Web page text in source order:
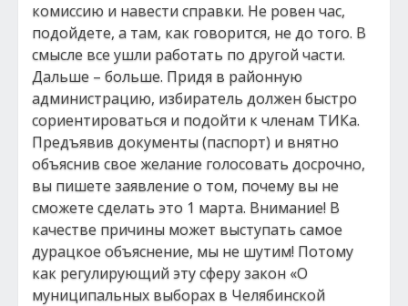
комиссию и навести справки. Не ровен час,
подойдете, а там, как говорится, не до того. В
смысле все ушли работать по другой части.
Дальше – больше. Придя в районную
администрацию, избиратель должен быстро
сориентироваться и подойти к членам ТИКа.
Предъявив документы (паспорт) и внятно
объяснив свое желание голосовать досрочно,
вы пишете заявление о том, почему вы не
сможете сделать это 1 марта. Внимание! В
качестве причины может выступать самое
дурацкое объяснение, мы не шутим! Потому
как регулирующий эту сферу закон «О
муниципальных выборах в Челябинской